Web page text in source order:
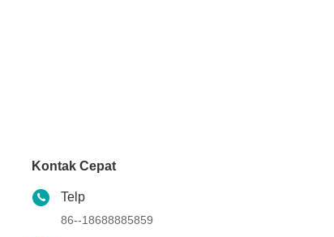
Kontak Cepat
Telp
86--18688885859